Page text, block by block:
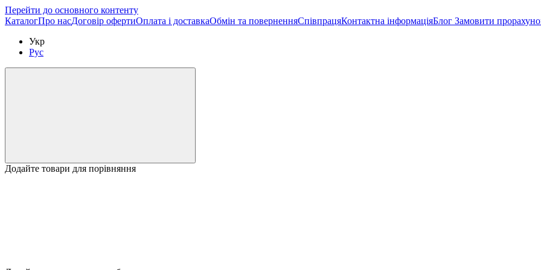
Перейти до основного контенту
КаталогПро насДоговір офертиОплата і доставкаОбмін та поверненняСпівпрацяКонтактна інформаціяБлог Замовити
Укр
Рус
Додайте товари для порівняння